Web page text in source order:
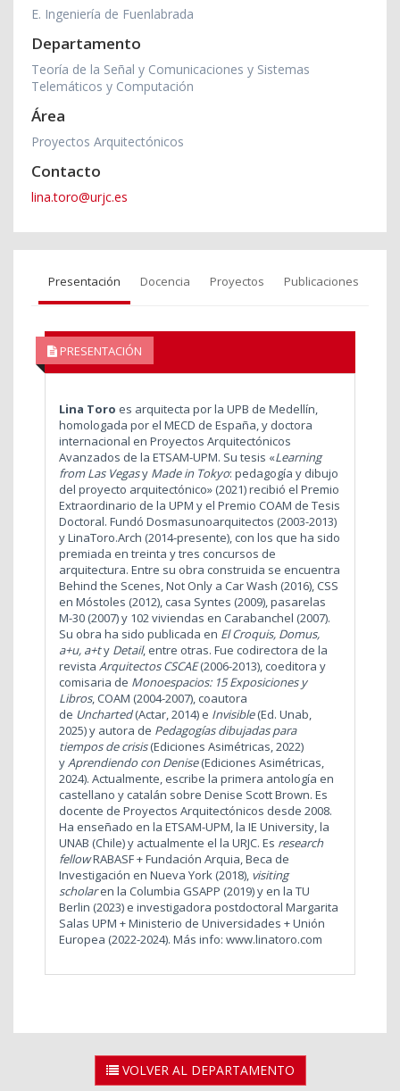
E. Ingeniería de Fuenlabrada
Departamento
Teoría de la Señal y Comunicaciones y Sistemas
Telemáticos y Computación
Área
Proyectos Arquitectónicos
Contacto
lina.toro@urjc.es
Presentación Docencia Proyectos Publicaciones
PRESENTACIÓN
Lina Toro es arquitecta por la UPB de Medellín,
homologada por el MECD de España, y doctora
internacional en Proyectos Arquitectónicos
Avanzados de la ETSAM-UPM. Su tesis «Learning
from Las Vegasy Made in Tokyo: pedagogía y dibujo
del proyecto arquitectónico» (2021) recibió el Premio
Extraordinario de la UPM y el Premio COAM de Tesis
Doctoral. Fundó Dosmasunoarquitectos (2003-2013)
y LinaToro.Arch (2014-presente), con los que ha sido
premiada en treinta y tres concursos de
arquitectura. Entre su obra construida se encuentra
Behind the Scenes, Not Only a Car Wash (2016), CSS
en Móstoles (2012), casa Syntes (2009), pasarelas
M-30 (2007) y 102 viviendas en Carabanchel (2007).
Su obra ha sido publicada en El Croquis, Domus,
a+u, a+ty Detail, entre otras. Fue codirectora de la
revista Arquitectos CSCAE(2006-2013), coeditora y
comisaria de Monoespacios: 15 Exposiciones y
Libros, COAM (2004-2007), coautora
de Uncharted(Actar, 2014) e Invisible(Ed. Unab,
2025) y autora de Pedagogías dibujadas para
tiempos de crisis(Ediciones Asimétricas, 2022)
yAprendiendo con Denise(Ediciones Asimétricas,
2024). Actualmente, escribe la primera antología en
castellano y catalán sobre Denise Scott Brown. Es
docente de Proyectos Arquitectónicos desde 2008.
Ha enseñado en la ETSAM-UPM, la IE University, la
UNAB (Chile) y actualmente el la URJC. Es research
fellowRABASF + Fundación Arquia, Beca de
Investigación en Nueva York (2018), visiting
scholaren la Columbia GSAPP (2019) y en la TU
Berlin (2023) e investigadora postdoctoral Margarita
Salas UPM + Ministerio de Universidades + Unión
Europea (2022-2024). Más info: www.linatoro.com
VOLVER AL DEPARTAMENTO